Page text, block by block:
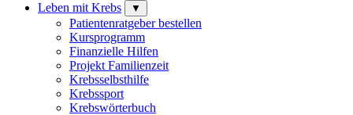
Leben mit Krebs
▼
Patientenratgeber bestellen
Kursprogramm
Finanzielle Hilfen
Projekt Familienzeit
Krebsselbsthilfe
Krebssport
Krebswörterbuch